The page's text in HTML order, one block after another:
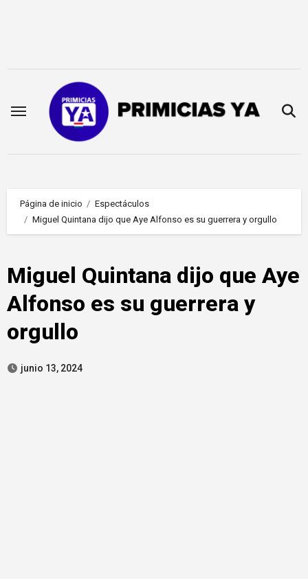
Página de inicio
Espectáculos
Miguel Quintana dijo que Aye Alfonso es su guerrera y orgullo
Miguel Quintana dijo que Aye
Alfonso es su guerrera y
orgullo
junio 13, 2024